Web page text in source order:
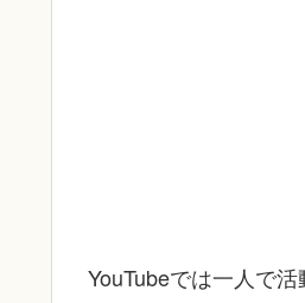
YouTubeでは一人で